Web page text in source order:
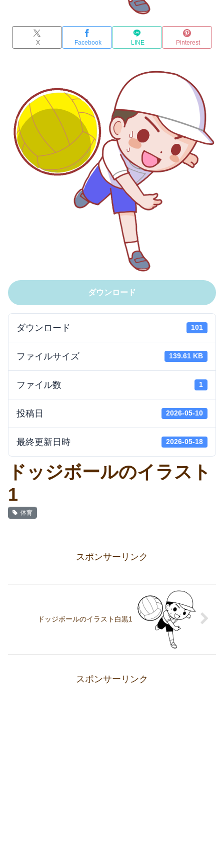
X Facebook LINE Pinterest
ダウンロード
ダウンロード 101
ファイルサイズ 139.61 KB
ファイル数 1
投稿日 2026-05-10
最終更新日時 2026-05-18
ドッジボールのイラスト
1
体育
スポンサーリンク
ドッジボールのイラスト白黒1
スポンサーリンク